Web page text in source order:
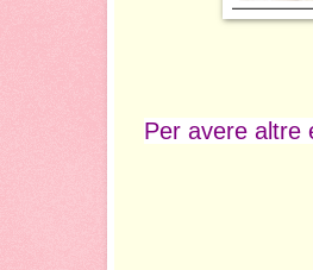
Per avere altre